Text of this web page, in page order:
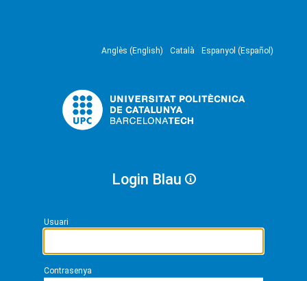
Anglès (English) Català Espanyol (Español)
Login Blau
Usuari
Contrasenya